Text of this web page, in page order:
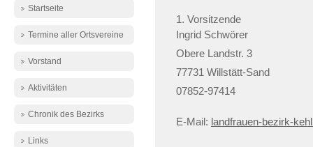
Startseite
Termine aller Ortsvereine
Vorstand
Aktivitäten
Chronik des Bezirks
Links
1. Vorsitzende
Ingrid Schwörer
Obere Landstr. 3
77731 Willstätt-Sand
07852-97414
E-Mail: landfrauen-bezirk-